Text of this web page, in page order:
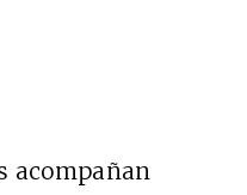
acompañan